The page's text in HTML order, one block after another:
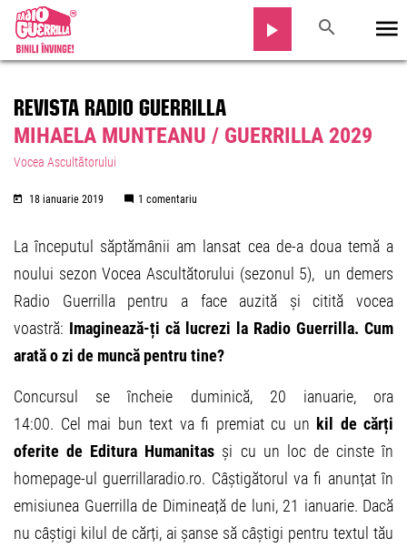
REVISTA RADIO GUERRILLA
MIHAELA MUNTEANU / GUERRILLA 2029
Vocea Ascultătorului
18 ianuarie 2019 1 comentariu
La începutul săptămânii am lansat cea de-a doua temă a
noului sezon Vocea Ascultătorului (sezonul 5), un demers
Radio Guerrilla pentru a face auzită și citită vocea
voastră: Imaginează-ți că lucrezi la Radio Guerrilla. Cum
arată o zi de muncă pentru tine?
Concursul se încheie duminică, 20 ianuarie, ora
14:00. Cel mai bun text va fi premiat cu un kil de cărți
oferite de Editura Humanitas și cu un loc de cinste în
homepage-ul guerrillaradio.ro. Câștigătorul va fi anunțat în
emisiunea Guerrilla de Dimineață de luni, 21 ianuarie. Dacă
nu câștigi kilul de cărți, ai șanse să câștigi pentru textul tău